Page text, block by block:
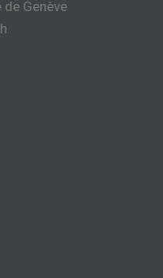
de Genève